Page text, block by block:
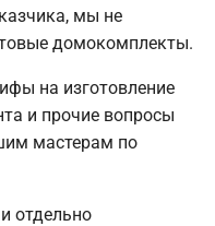
мы не
домокомплекты.
на изготовление
и прочие вопросы
мастерам по
отдельно